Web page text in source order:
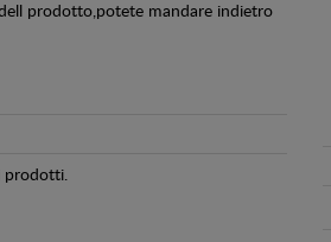
prodotto,potete mandare indietro
prodotti.